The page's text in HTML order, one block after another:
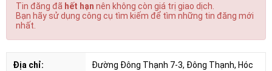
Tin đăng đã hết hạn nên không còn giá trị giao dịch.
Bạn hãy sử dụng công cụ tìm kiếm để tìm những tin đăng mới
nhất.
Địa chỉ:
Đường Đông Thạnh 7-3, Đông Thạnh, Hóc